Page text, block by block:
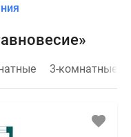
3-комнатные